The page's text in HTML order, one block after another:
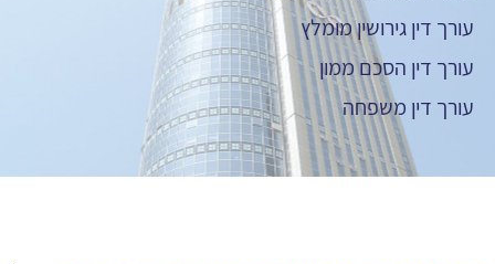
עורך דין גירושין מומלץ
עורך דין הסכם ממון
עורך דין משפחה